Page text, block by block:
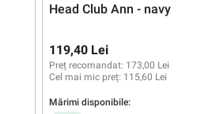
Head Club Ann - navy
119,40 Lei
Preț recomandat: 173,00 Lei
Cel mai mic preț: 115,60 Lei
Mărimi disponibile: